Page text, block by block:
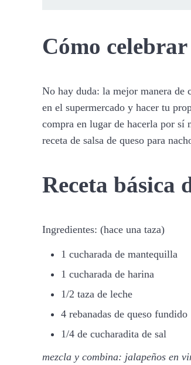
Cómo
No hay duda: la mejor manera de
en el supermercado y hacer tu
compra en lugar de hacerla por sí
receta de salsa de queso para
Receta básica
Ingredientes: (hace una taza)
1 cucharada de mantequilla
1 cucharada de harina
1/2 taza de leche
4 rebanadas de queso fundido
1/4 de cucharadita de sal
mezcla y combina: jalapeños en